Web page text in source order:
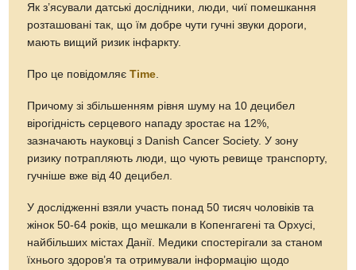
Як з’ясували датські дослідники, люди, чиї помешкання
розташовані так, що їм добре чути гучні звуки дороги,
мають вищий ризик інфаркту.
Про це повідомляєTime
Причому зі збільшенням рівня шуму на 10 децибел
вірогідність серцевого нападу зростає на 12%,
зазначають науковці з Danish Cancer Society. У зону
ризику потрапляють люди, що чують ревище транспорту,
гучніше вже від 40 децибел.
У дослідженні взяли участь понад 50 тисяч чоловіків та
жінок 50-64 років, що мешкали в Копенгагені та Орхусі,
найбільших містах Данії. Медики спостерігали за станом
їхнього здоров’я та отримували інформацію щодо